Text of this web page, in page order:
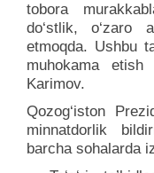
tobora
do‘stlik, o‘zaro
etmoqda. Ushbu
muhokama
Karimov.
Qozog‘iston
minnatdorlik
barcha sohalarda